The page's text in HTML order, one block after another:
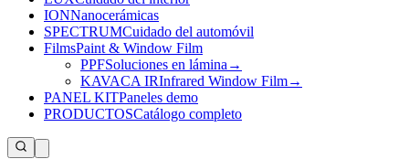
IONNanocerámicas
SPECTRUMCuidado del automóvil
FilmsPaint & Window Film
PPFSoluciones en lámina →
KAVACA IRInfrared Window Film→
PANEL KITPaneles demo
PRODUCTOSCatálogo completo